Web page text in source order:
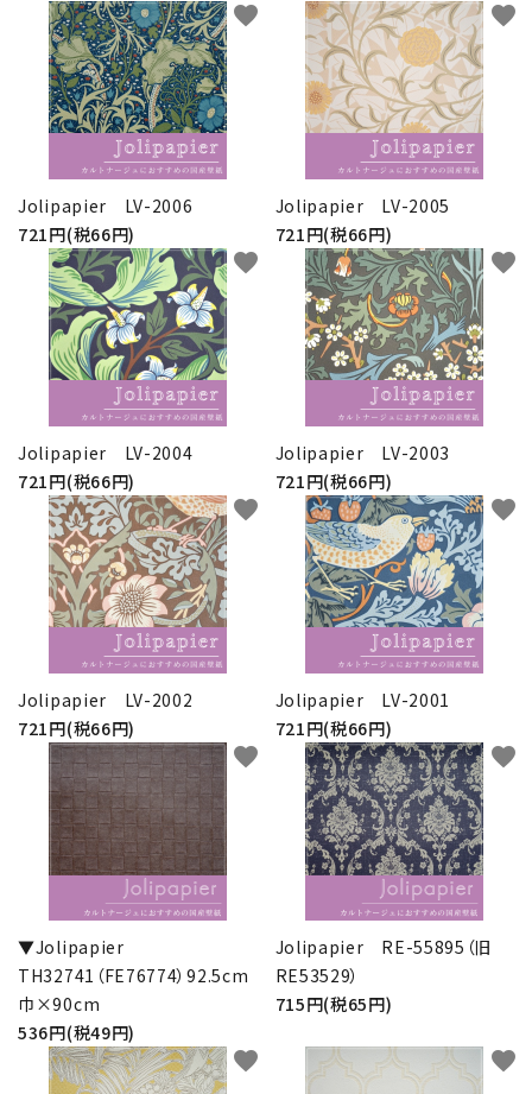
Jolipapier LV-2006
721円(税66円)
favorite
Jolipapier LV-2005
721円(税66円)
favorite
Jolipapier LV-2004
721円(税66円)
favorite
Jolipapier LV-2003
721円(税66円)
favorite
Jolipapier LV-2002
721円(税66円)
favorite
Jolipapier LV-2001
721円(税66円)
favorite
▼Jolipapier
TH32741（FE76774）92.5cm
巾×90cm
536円(税49円)
favorite
Jolipapier RE-55895（旧
RE53529）
715円(税65円)
favorite
favorite favorite